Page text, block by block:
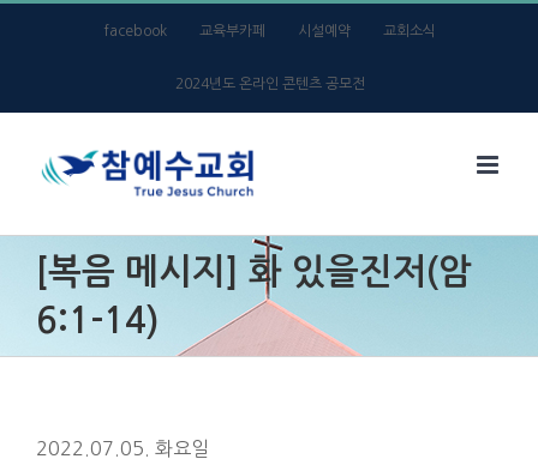
facebook 교육부카페 시설예약 교회소식
2024년도 온라인 콘텐츠 공모전
[복음 메시지] 화 있을진저(암
6:1-14)
2022.07.05. 화요일